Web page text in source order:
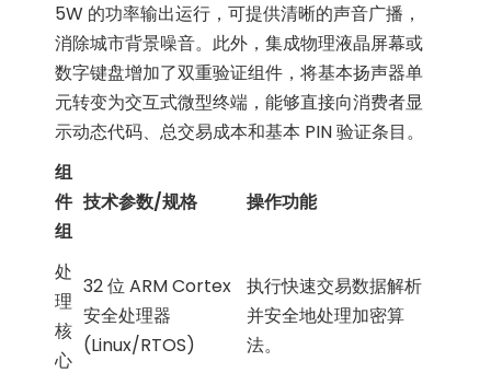
5W 的功率输出运行，可提供清晰的声音广播，
消除城市背景噪音。此外，集成物理液晶屏幕或
数字键盘增加了双重验证组件，将基本扬声器单
元转变为交互式微型终端，能够直接向消费​​者显
示动态代码、总交易成本和基本 PIN 验证条目。
组
件
组
技术参数/规格 操作功能
处
理
核
心
32 位 ARM Cortex
安全处理器
(Linux/RTOS)
执行快速交易数据解析
并安全地处理加密算
法。